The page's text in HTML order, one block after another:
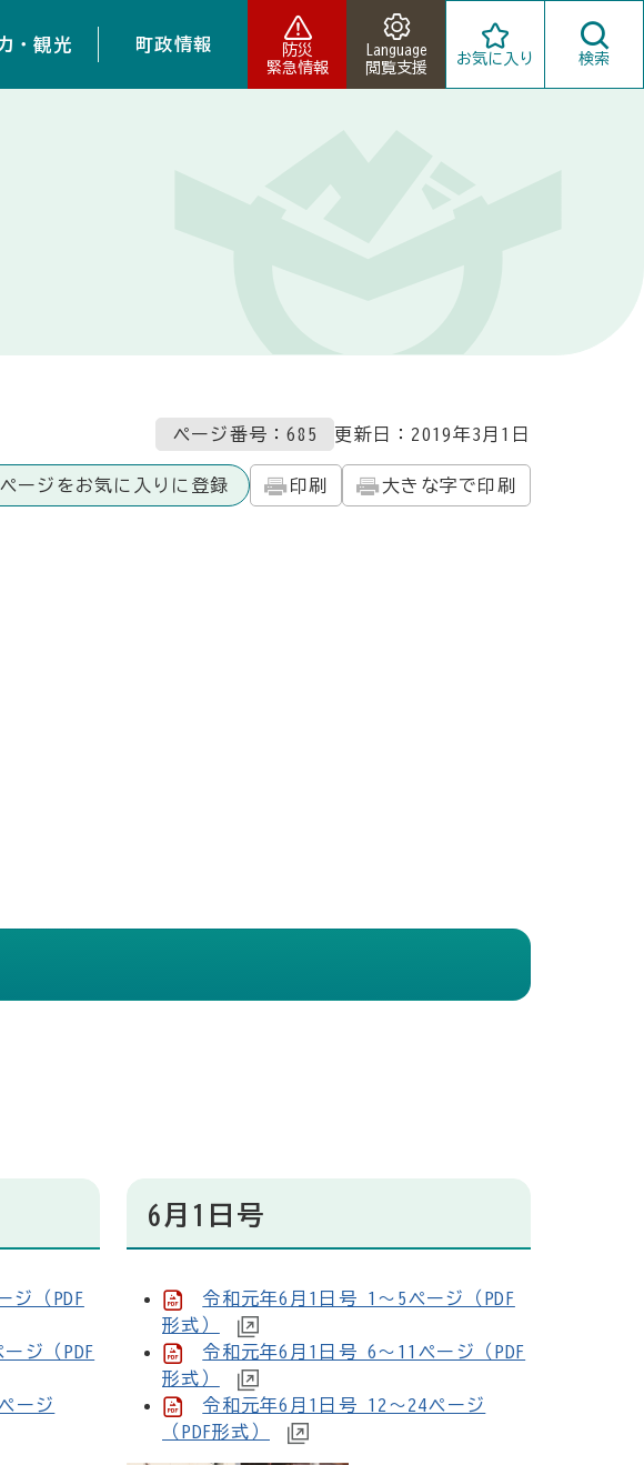
・観光 町政情報
防災
緊急情報
Language
閲覧支援
お気に入り 検索
ページ番号：685 更新日： 2019年3月1日
ージをお気に入りに登録 印刷 大きな字で印刷
ジ（PDF
ジ（PDF
ージ
6月1日号
令和元年6月1日号 1～5ページ（PDF
形式）
令和元年6月1日号 6～11ページ（PDF
形式）
令和元年6月1日号 12～24ページ
（PDF形式）